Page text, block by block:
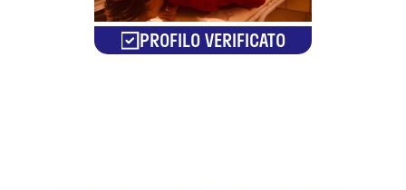
PROFILO VERIFICATO